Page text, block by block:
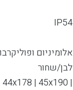
IP54
אלומיניום
לבן/שחור
| 45x190 |